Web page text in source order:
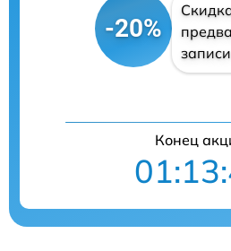
-20%
Конец